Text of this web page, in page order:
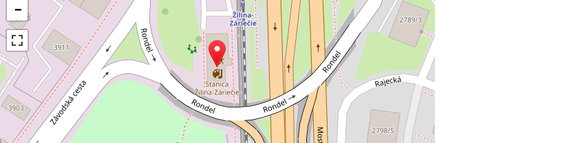
−